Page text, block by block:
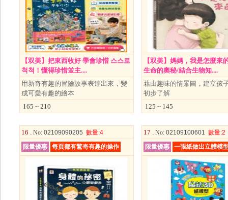
【双美】把東西收好 學會珍惜 스스로
척척！懂得珍惜並主....
用新奇有趣的冒險故事表達出來，變
成可愛有趣的繪本
165 ~ 210
【双美】媽媽，我是怎麼來
生命的奧秘/結合生物知....
藉由趣味的情景圖，建立孩
初步了解
125 ~ 145
16 . No: 02109090205 數量:4
限量優惠
每頁都有驚奇有趣的操作
17 . No: 02109100601 數量:2
限量優惠
一張紙做出立體模